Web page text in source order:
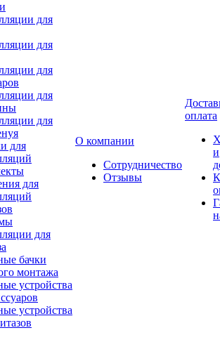
для
для
для
для
для
для
для
для
бачки
монтажа
устройства
устройства
О компании
Сотрудничество
Отзывы
оплата
и